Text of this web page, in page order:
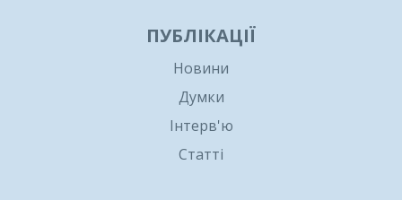
ПУБЛІКАЦІЇ
Новини
Думки
Інтерв'ю
Статті